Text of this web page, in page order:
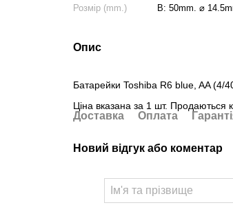
Розмір (mm.)
В: 50mm. ⌀
Опис
Батарейки Toshiba R6 blue, AA (4/
Ціна вказана за 1 шт. Продаються
Доставка Оплата
Новий відгук або коментар